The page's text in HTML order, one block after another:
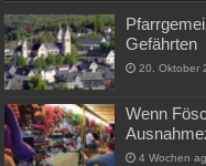
Gefährten
20. Oktober
Wenn
4 Wochen